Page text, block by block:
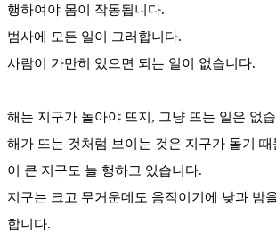
행하여야 몸이 작동됩니다.
범사에 모든 일이 그러합니다.
사람이 가만히 있으면 되는 일이 없습니다.
해는 지구가 돌아야 뜨지, 그냥 뜨는 일은 없
해가 뜨는 것처럼 보이는 것은 지구가 돌기 때
이 큰 지구도 늘 행하고 있습니다.
지구는 크고 무거운데도 움직이기에 낮과 밤
합니다.